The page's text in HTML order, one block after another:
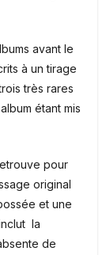
avant le
à un tirage
très rares
étant mis
pour
original
et une
la
de